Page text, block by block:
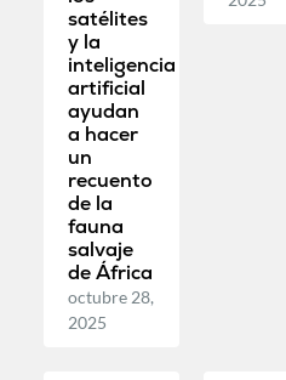
satélites
y la
inteligencia
artificial
ayudan
a hacer
un
recuento
de la
fauna
salvaje
de África
octubre 28,
2025